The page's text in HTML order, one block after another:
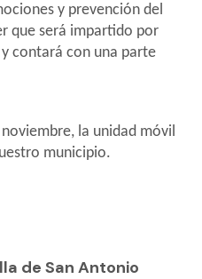
y prevención del
que será impartido por
contará con una parte
la unidad móvil
municipio.
de San Antonio